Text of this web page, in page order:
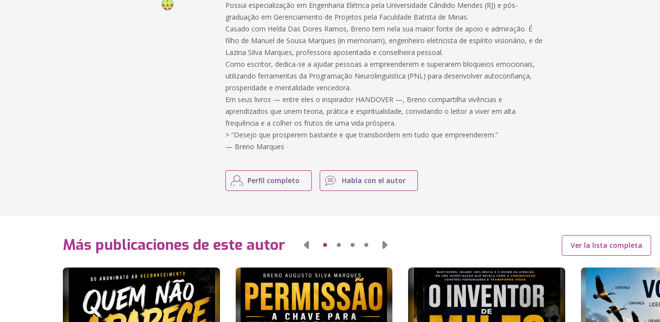
Possui especialização em Engenharia Elétrica pela Universidade Cândido Mendes (RJ) e pós-
graduação em Gerenciamento de Projetos pela Faculdade Batista de Minas.
Casado com Helda Das Dores Ramos, Breno tem nela sua maior fonte de apoio e admiração. É
filho de Manuel de Sousa Marques (in memoriam), engenheiro eletricista de espírito visionário, e de
Lazina Silva Marques, professora aposentada e conselheira pessoal.
Como escritor, dedica-se a ajudar pessoas a empreenderem e superarem bloqueios emocionais,
utilizando ferramentas da Programação Neurolinguística (PNL) para desenvolver autoconfiança,
prosperidade e mentalidade vencedora.
Em seus livros — entre eles o inspirador HANDOVER —, Breno compartilha vivências e
aprendizados que unem teoria, prática e espiritualidade, convidando o leitor a viver em alta
frequência e a colher os frutos de uma vida próspera.
> “Desejo que prosperem bastante e que transbordem em tudo que empreenderem.”
— Breno Marques
Perfil completo Habla con el autor
Más publicaciones de este autor Ver la lista completa